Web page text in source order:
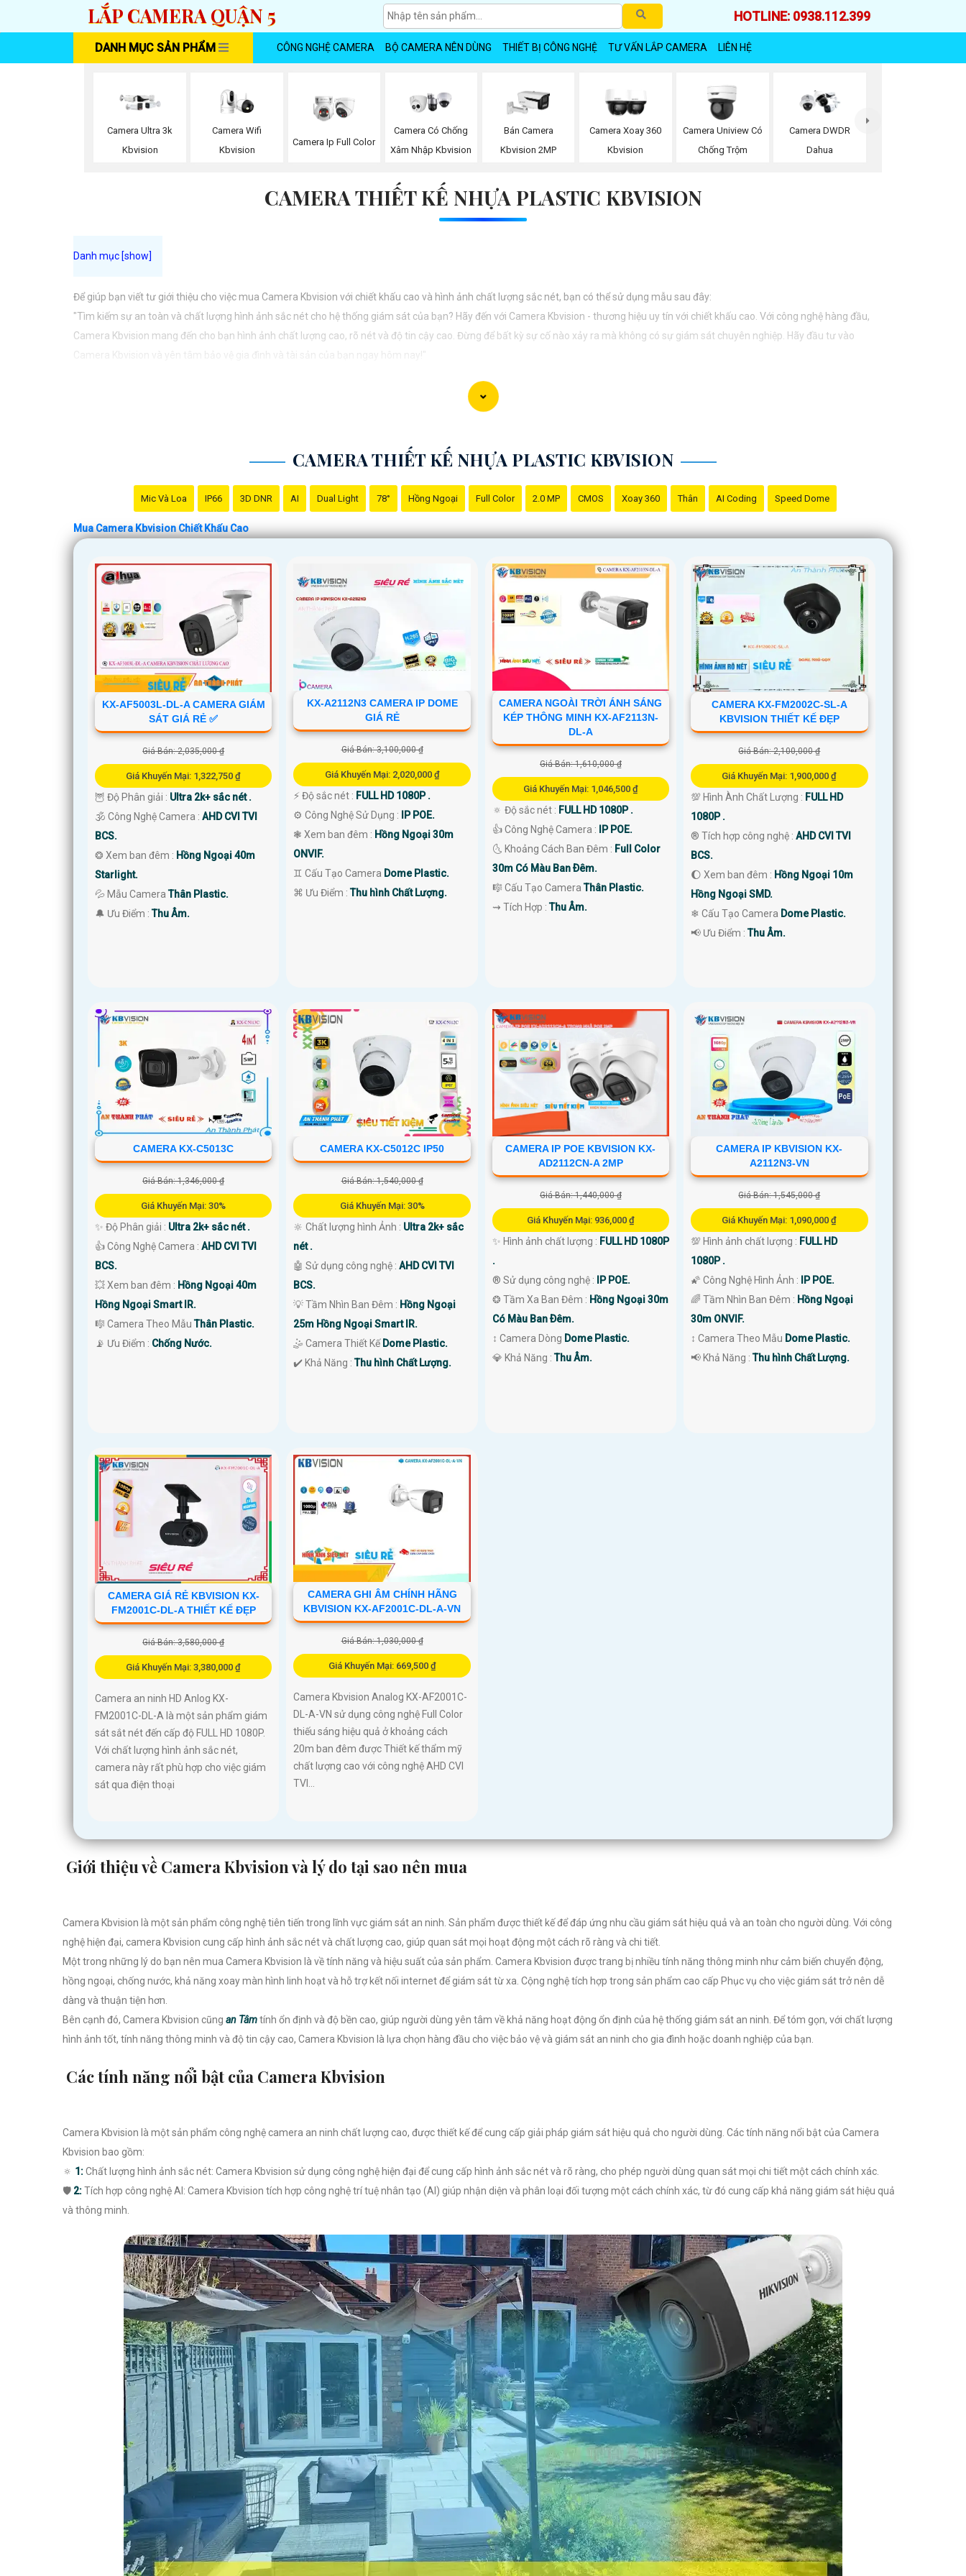
LẮP CAMERA QUẬN 5 HOTLINE: 0938.112.399
DANH MỤC SẢN PHẨM CÔNG NGHỆ CAMERA BỘ CAMERA NÊN DÙNG THIẾT BỊ CÔNG NGHỆ TƯ VẤN LẮP CAMERA LIÊN HỆ
Camera Ultra 3k
Kbvision
Camera Wifi
Kbvision
Camera Ip Full Color
Camera Có Chống
Xâm Nhập Kbvision
Bán Camera
Kbvision 2MP
Camera Xoay 360
Kbvision
Camera Uniview Có
Chống Trộm
Camera DWDR
Dahua
CAMERA THIẾT KẾ NHỰA PLASTIC KBVISION
Để giúp bạn viết tư giới thiệu cho việc mua Camera Kbvision với chiết khấu cao và hình ảnh chất lượng sắc nét, bạn có thể sử dụng mẫu sau đây:
"Tìm kiếm sự an toàn và chất lượng hình ảnh sắc nét cho hệ thống giám sát của bạn? Hãy đến với Camera Kbvision - thương hiệu uy tín với chiết khấu cao. Với công nghệ hàng đầu,
Camera Kbvision mang đến cho bạn hình ảnh chất lượng cao, rõ nét và độ tin cậy cao. Đừng để bất kỳ sự cố nào xảy ra mà không có sự giám sát chuyên nghiệp. Hãy đầu tư vào
Camera Kbvision và yên tâm bảo vệ gia đình và tài sản của bạn ngay hôm nay!"
CAMERA THIẾT KẾ NHỰA PLASTIC KBVISION
Mic Và Loa IP66 3D DNR AI Dual Light 78° Hồng Ngoại Full Color 2.0 MP CMOS Xoay 360 Thân AI Coding Speed Dome
Mua Camera Kbvision Chiết Khấu Cao
KX-AF5003L-DL-A CAMERA GIÁM
SÁT GIÁ RẺ ✅
Giá Bán: 2,035,000 ₫
Giá Khuyến Mại: 1,322,750 ₫
🦉 Độ Phân giải : Ultra 2k+ sắc nét .
🕉️ Công Nghệ Camera : AHD CVI TVI
BCS.
❂ Xem ban đêm : Hồng Ngoại 40m
Starlight.
💦 Mẫu CameraThân Plastic.
️🔔 Ưu Điểm :Thu Âm.
KX-A2112N3 CAMERA IP DOME
GIÁ RẺ
Giá Bán: 3,100,000 ₫
Giá Khuyến Mại: 2,020,000 ₫
️⚡ Độ sắc nét : FULL HD 1080P .
⚙ Công Nghệ Sử Dụng :
IP POE.
❃ Xem ban đêm : Hồng Ngoại 30m
ONVIF.
♊ Cấu Tạo Camera Dome Plastic.
️⌘ Ưu Điểm :Thu hình Chất Lượng.
CAMERA NGOÀI TRỜI ÁNH SÁNG
KÉP THÔNG MINH KX-AF2113N-
DL-A
Giá Bán: 1,610,000 ₫
Giá Khuyến Mại: 1,046,500 ₫
🔅 Độ sắc nét : FULL HD 1080P .
👍 Công Nghệ Camera :
IP POE.
🌜 Khoảng Cách Ban Đêm : Full Color
30m Có Màu Ban Ðêm.
🎼️ Cấu Tạo CameraThân Plastic.
️⇝ Tích Hợp :Thu Âm.
CAMERA KX-FM2002C-SL-A
KBVISION THIẾT KẾ ĐẸP
Giá Bán: 2,100,000 ₫
Giá Khuyến Mại: 1,900,000 ₫
💯 Hình Ành Chất Lượng : FULL HD
1080P .
®️ Tích hợp công nghệ :AHD CVI TVI
BCS.
🌔 Xem ban đêm : Hồng Ngoại 10m
Hồng Ngoại SMD.
❄ Cấu Tạo Camera Dome Plastic.
️📢 Ưu Điểm :Thu Âm.
CAMERA KX-C5013C
Giá Bán: 1,346,000 ₫
Giá Khuyến Mại: 30%
✨ Độ Phân giải : Ultra 2k+ sắc nét .
👍 Công Nghệ Camera : AHD CVI TVI
BCS.
💥 Xem ban đêm : Hồng Ngoại 40m
Hồng Ngoại Smart IR.
🎼️ Camera Theo MẫuThân Plastic.
️📡 Ưu Điểm : Chống Nước.
CAMERA KX-C5012C IP50
Giá Bán: 1,540,000 ₫
Giá Khuyến Mại: 30%
🔆 Chất lượng hình Ảnh : Ultra 2k+ sắc
nét .
🤖️ Sử dụng công nghệ :AHD CVI TVI
BCS.
💡 Tầm Nhìn Ban Đêm : Hồng Ngoại
25m Hồng Ngoại Smart IR.
🤹 Camera Thiết Kế Dome Plastic.
️✔️ Khả Năng :Thu hình Chất Lượng.
CAMERA IP POE KBVISION KX-
AD2112CN-A 2MP
Giá Bán: 1,440,000 ₫
Giá Khuyến Mại: 936,000 ₫
✨ Hình ảnh chất lượng : FULL HD 1080P
.
®️ Sử dụng công nghệ :
IP POE.
❂ Tầm Xa Ban Đêm : Hồng Ngoại 30m
Có Màu Ban Ðêm.
↕️ Camera Dòng Dome Plastic.
️💎 Khả Năng :Thu Âm.
CAMERA IP KBVISION KX-
A2112N3-VN
Giá Bán: 1,545,000 ₫
Giá Khuyến Mại: 1,090,000 ₫
💯 Hình ảnh chất lượng : FULL HD
1080P .
🌠 Công Nghệ Hình Ảnh :
IP POE.
🌈 Tầm Nhìn Ban Đêm : Hồng Ngoại
30m ONVIF.
↕️ Camera Theo Mẫu Dome Plastic.
️📢 Khả Năng :Thu hình Chất Lượng.
CAMERA GIÁ RẺ KBVISION KX-
FM2001C-DL-A THIẾT KẾ ĐẸP
Giá Bán: 3,580,000 ₫
Giá Khuyến Mại: 3,380,000 ₫
Camera an ninh HD Anlog KX-
FM2001C-DL-A là một sản phẩm giám
sát sắt nét đến cấp độ FULL HD 1080P.
Với chất lượng hình ảnh sắc nét,
camera này rất phù hợp cho việc giám
sát qua điện thoại
CAMERA GHI ÂM CHÍNH HÃNG
KBVISION KX-AF2001C-DL-A-VN
Giá Bán: 1,030,000 ₫
Giá Khuyến Mại: 669,500 ₫
Camera Kbvision Analog KX-AF2001C-
DL-A-VN sử dụng công nghệ Full Color
thiếu sáng hiệu quả ở khoảng cách
20m ban đêm được Thiết kế thẩm mỹ
chất lượng cao với công nghệ AHD CVI
TVI...
Giới thiệu về Camera Kbvision và lý do tại sao nên mua
Camera Kbvision là một sản phẩm công nghệ tiên tiến trong lĩnh vực giám sát an ninh. Sản phẩm được thiết kế để đáp ứng nhu cầu giám sát hiệu quả và an toàn cho người dùng. Với công
nghệ hiện đại, camera Kbvision cung cấp hình ảnh sắc nét và chất lượng cao, giúp quan sát mọi hoạt động một cách rõ ràng và chi tiết.
Một trong những lý do bạn nên mua Camera Kbvision là về tính năng và hiệu suất của sản phẩm. Camera Kbvision được trang bị nhiều tính năng thông minh như cảm biến chuyển động,
hồng ngoại, chống nước, khả năng xoay màn hình linh hoạt và hỗ trợ kết nối internet để giám sát từ xa. Cộng nghệ tích hợp trong sản phẩm cao cấp Phục vụ cho việc giám sát trở nên dễ
dàng và thuận tiện hơn.
Bên cạnh đó, Camera Kbvision cũng an Tâmtính ổn định và độ bền cao, giúp người dùng yên tâm về khả năng hoạt động ổn định của hệ thống giám sát an ninh. Để tóm gọn, với chất lượng
hình ảnh tốt, tính năng thông minh và độ tin cậy cao, Camera Kbvision là lựa chọn hàng đầu cho việc bảo vệ và giám sát an ninh cho gia đình hoặc doanh nghiệp của bạn.
Các tính năng nổi bật của Camera Kbvision
Camera Kbvision là một sản phẩm công nghệ camera an ninh chất lượng cao, được thiết kế để cung cấp giải pháp giám sát hiệu quả cho người dùng. Các tính năng nổi bật của Camera
Kbvision bao gồm:
🔅 1:Chất lượng hình ảnh sắc nét: Camera Kbvision sử dụng công nghệ hiện đại để cung cấp hình ảnh sắc nét và rõ ràng, cho phép người dùng quan sát mọi chi tiết một cách chính xác.
🛡 2:Tích hợp công nghệ AI: Camera Kbvision tích hợp công nghệ trí tuệ nhân tạo (AI) giúp nhận diện và phân loại đối tượng một cách chính xác, từ đó cung cấp khả năng giám sát hiệu quả
và thông minh.